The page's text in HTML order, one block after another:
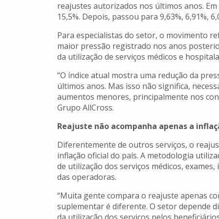
reajustes autorizados nos últimos anos.
15,5%. Depois, passou para 9,63%, 6,91%,
Para especialistas do setor, o movimento
maior pressão registrado nos anos
da utilização de serviços médicos e
“O índice atual mostra uma redução da
últimos anos. Mas isso não significa,
aumentos menores, principalmente nos
Grupo AllCross.
Reajuste não acompanha apenas a
Diferentemente de outros serviços, o
inflação oficial do país. A metodologia
de utilização dos serviços médicos,
das operadoras.
“Muita gente compara o reajuste apenas
suplementar é diferente. O setor depende